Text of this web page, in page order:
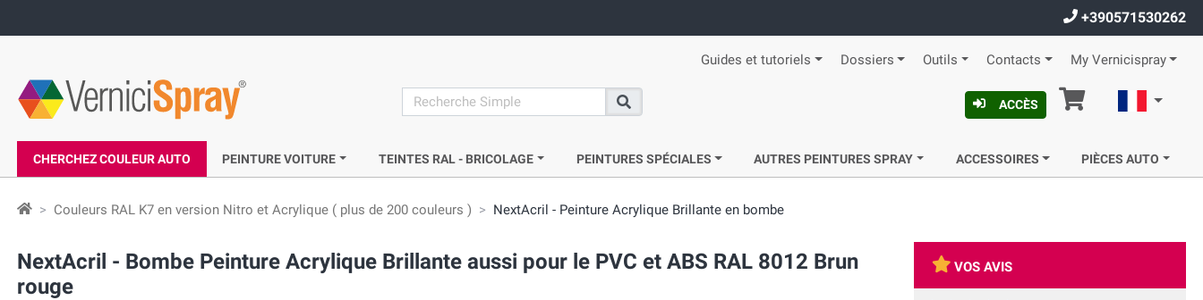
+390571530262
Guides et tutoriels Dossiers Outils Contacts My Vernicispray
search
Recherche
ACCÈS Panier
CHERCHEZ COULEUR AUTO PEINTURE VOITURE TEINTES RAL - BRICOLAGE PEINTURES SPÉCIALES AUTRES PEINTURES SPRAY ACCESSOIRES PIÈCES AUTO
Couleurs RAL K7 en version Nitro et Acrylique ( plus de 200 couleurs ) NextAcril - Peinture Acrylique Brillante en bombe
NextAcril - Bombe Peinture Acrylique Brillante aussi pour le PVC et ABS RAL 8012 Brun
rouge
VOS AVIS